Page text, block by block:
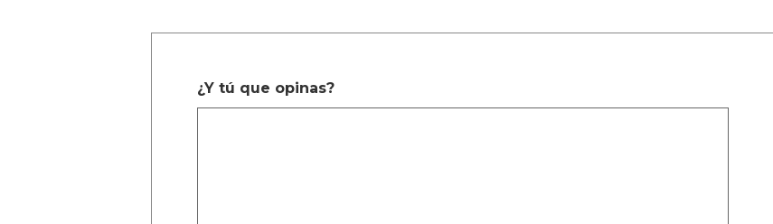
¿Y tú que opinas?